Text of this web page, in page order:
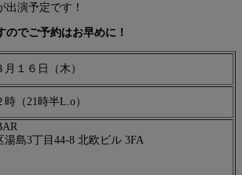
出演予定です！
のでご予約はお早めに！
月１６日（木）
時（21時半L.o）
湯島3丁目44-8 北欧ビル 3FA